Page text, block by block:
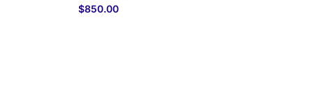
$850.00